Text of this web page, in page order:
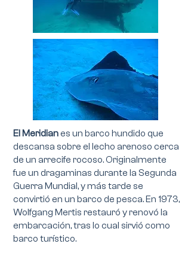
El Meridianes un barco hundido que
descansa sobre el lecho arenoso cerca
de un arrecife rocoso. Originalmente
fue un dragaminas durante la Segunda
Guerra Mundial, y más tarde se
convirtió en un barco de pesca. En 1973,
Wolfgang Mertis restauró y renovó la
embarcación, tras lo cual sirvió como
barco turístico.